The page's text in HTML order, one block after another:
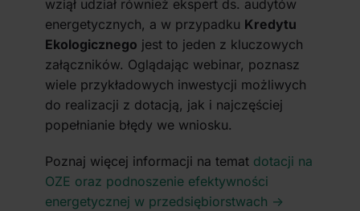
wziął udział również ekspert ds. audytów
energetycznych, a w przypadku Kredytu
Ekologicznego jest to jeden z kluczowych
załączników. Oglądając webinar, poznasz
wiele przykładowych inwestycji możliwych
do realizacji z dotacją, jak i najczęściej
popełnianie błędy we wniosku.
Poznaj więcej informacji na temat dotacji na
OZE oraz podnoszenie efektywności
energetycznej w przedsiębiorstwach ->